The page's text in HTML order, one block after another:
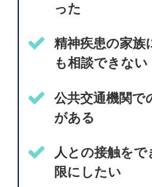
った
精神疾患の家族
も相談できない
公共交通機関で
がある
人との接触を
限にしたい